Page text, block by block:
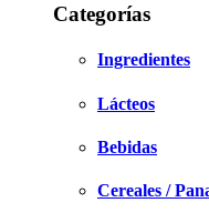
Categorías
Ingredientes
Lácteos
Bebidas
Cereales /